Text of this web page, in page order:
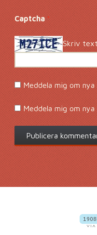
Captcha*
Skriv
Meddela mig om
Meddela mig om